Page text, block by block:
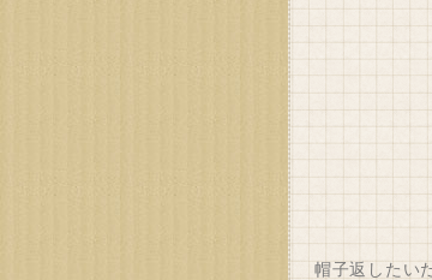
帽子返したい